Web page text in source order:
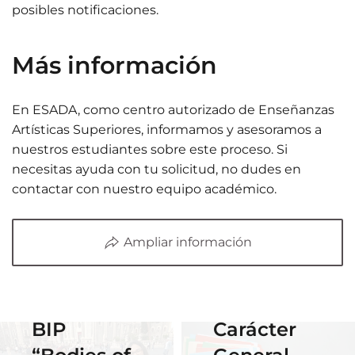
posibles notificaciones.​
Más información
En ESADA, como centro autorizado de Enseñanzas
Artísticas Superiores, informamos y asesoramos a
nuestros estudiantes sobre este proceso. Si
necesitas ayuda con tu solicitud, no dudes en
contactar con nuestro equipo académico.​
Ampliar información
01 June 2026
Estudiantes
de Diseño
Gráfico
participan
BIP
Carácter
18 November
2025